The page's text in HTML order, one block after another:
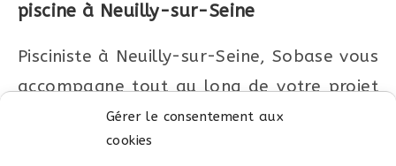
Gérer le consentement aux
cookies
piscine à Neuilly-sur-Seine
Pisciniste à Neuilly-sur-Seine, Sobase vous
accompagne tout au long de votre projet
de construction de piscine, de la
conception à sa mise en eaux en passant